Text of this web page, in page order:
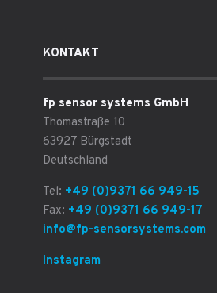
KONTAKT
fp sensor systems GmbH
Thomastraße 10
63927 Bürgstadt
Deutschland
Tel: +49 (0)9371 66 949-15
Fax: +49 (0)9371 66 949-17
info@fp-sensorsystems.com
Instagram